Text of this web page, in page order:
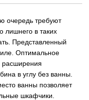
очередь требуют
лишнего в таких
Представленный
Оптимальное
расширения
в углу без ванны.
ванны позволяет
шкафчики.